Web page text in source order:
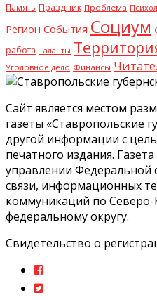
Память Праздник Проблема
Регион События Социум
работа Таланты
Уголовное дело Финансы
Сайт является местом
газеты «Ставропольские
другой информации с
печатного издания.
управлении Федеральной
связи, информационных
коммуникаций по Северо-
федеральному округу.
Свидетельство о